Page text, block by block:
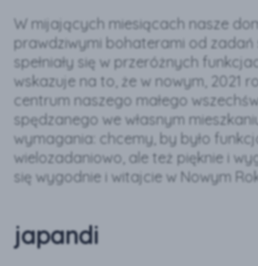
W mijających miesiącach nasze
prawdziwymi bohaterami od zadań
spełniały się w przeróżnych
wskazuje na to, że w nowym, 2021
centrum naszego małego
spędzanego we własnym
wymagania: chcemy, by było
wielozadaniowo, ale też pięknie i
się wygodnie i witajcie w Nowym
japandi